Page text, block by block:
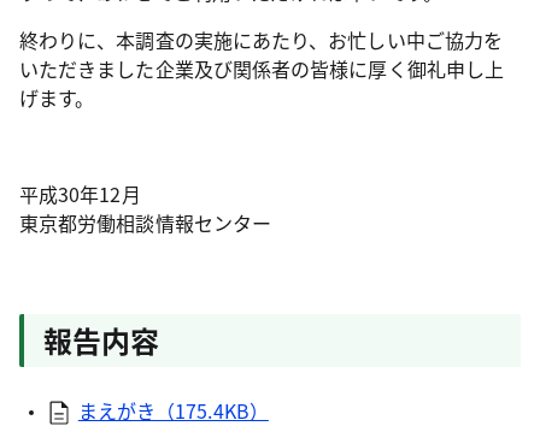
終わりに、本調査の実施にあたり、お忙しい中ご協力を
いただきました企業及び関係者の皆様に厚く御礼申し上
げます。
平成30年12月
東京都労働相談情報センター
報告内容
まえがき（175.4KB）